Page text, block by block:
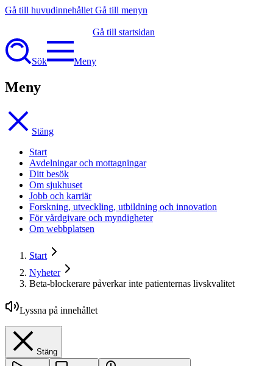
Gå till huvudinnehållet Gå till menyn
Gå till startsidan
Sök Meny
Meny
Stäng
Start
Avdelningar och mottagningar
Ditt besök
Om sjukhuset
Jobb och karriär
Forskning, utveckling, utbildning och innovation
För vårdgivare och myndigheter
Om webbplatsen
Start
Nyheter
Beta-blockerare påverkar inte patienternas livskvalitet
Lyssna på innehållet
Stäng